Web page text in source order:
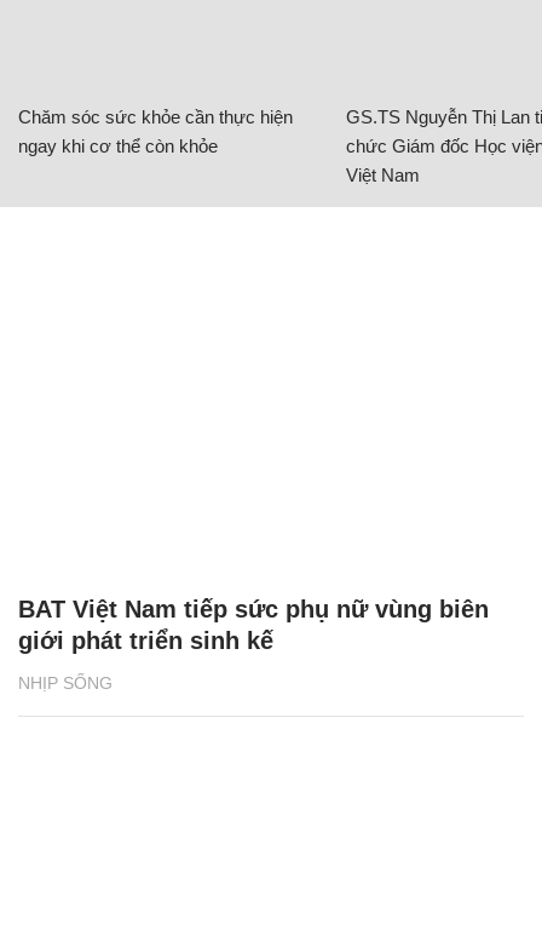
Chăm sóc sức khỏe cần thực hiện
ngay khi cơ thể còn khỏe
GS.TS Nguyễn Thị Lan
chức Giám đốc Học
Việt Nam
NHỊP SỐNG
BAT Việt Nam tiếp sức phụ nữ vùng biên
giới phát triển sinh kế